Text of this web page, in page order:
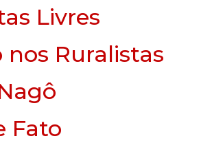
Livres
nos Ruralistas
Fato